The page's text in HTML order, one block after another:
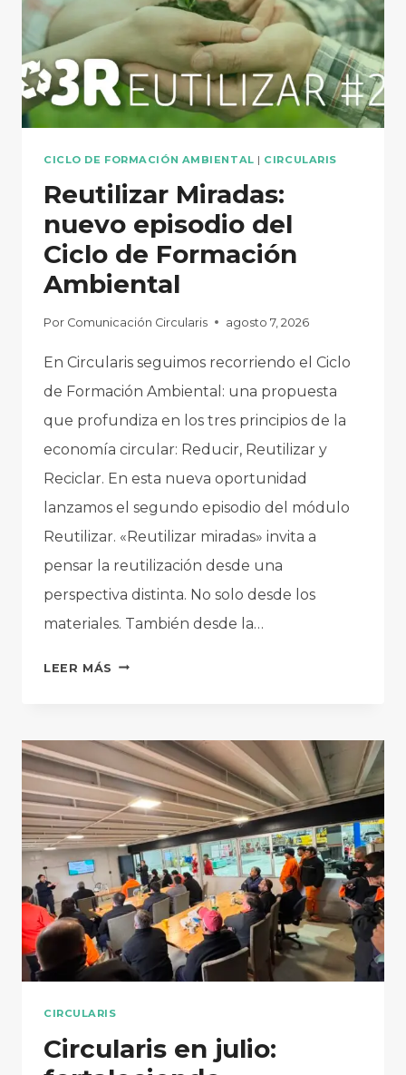
CICLO DE FORMACIÓN AMBIENTAL | CIRCULARIS
Reutilizar Miradas:
nuevo episodio del
Ciclo de Formación
Ambiental
Por Comunicación Circularis agosto 7, 2026
En Circularis seguimos recorriendo el Ciclo
de Formación Ambiental: una propuesta
que profundiza en los tres principios de la
economía circular: Reducir, Reutilizar y
Reciclar. En esta nueva oportunidad
lanzamos el segundo episodio del módulo
Reutilizar. «Reutilizar miradas» invita a
pensar la reutilización desde una
perspectiva distinta. No solo desde los
materiales. También desde la…
LEER MÁS REUTILIZAR
DEL
CICLO
DE
FORMACIÓN
AMBIENTAL
CIRCULARIS
Circularis en julio: